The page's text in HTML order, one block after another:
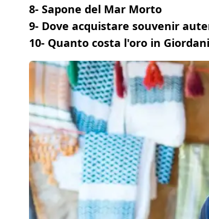
8- Sapone del Mar Morto
9- Dove acquistare souvenir
10- Quanto costa l'oro in